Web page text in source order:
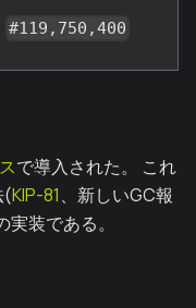
#119,750,400
で導入された。 これ
(KIP-81、新しいGC報
装である。